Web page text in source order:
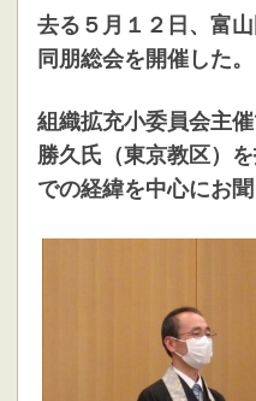
去る５月１２日、富
同朋総会を開催した。
組織拡充小委員会主
勝久氏（東京教区）
での経緯を中心にお聞